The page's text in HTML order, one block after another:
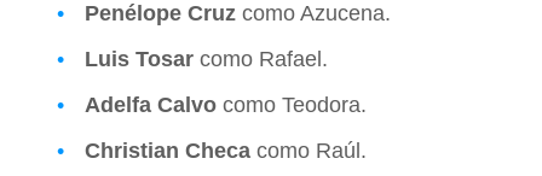
Penélope Cruz como Azucena.
Luis Tosar como Rafael.
Adelfa Calvo como Teodora.
Christian Checa como Raúl.